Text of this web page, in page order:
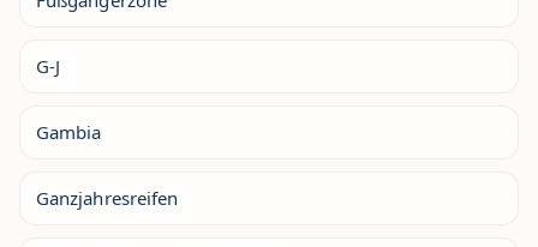
G-J
Gambia
Ganzjahresreifen